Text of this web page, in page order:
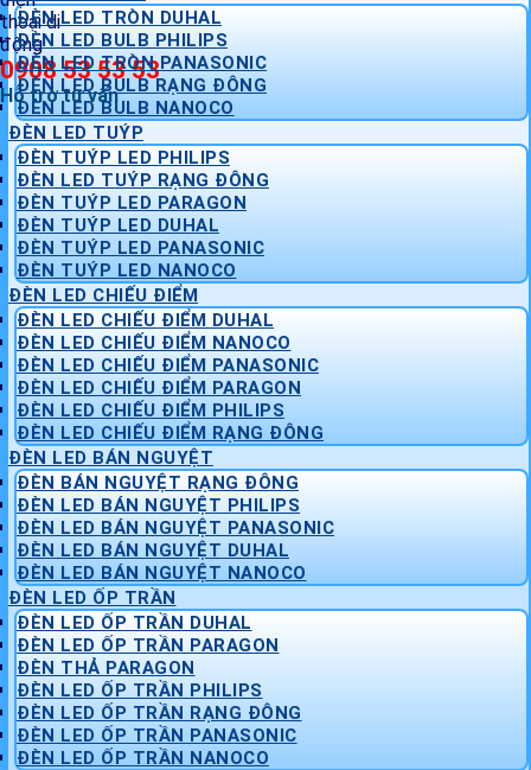
0908 53 53 53
Hỗ trợ tư vấn
ĐÈN LED TRÒN DUHAL
ĐÈN LED BULB PHILIPS
ĐÈN LED TRÒN PANASONIC
ĐÈN LED BULB RẠNG ĐÔNG
ĐÈN LED BULB NANOCO
ĐÈN LED TUÝP
ĐÈN TUÝP LED PHILIPS
ĐÈN LED TUÝP RẠNG ĐÔNG
ĐÈN TUÝP LED PARAGON
ĐÈN TUÝP LED DUHAL
ĐÈN TUÝP LED PANASONIC
ĐÈN TUÝP LED NANOCO
ĐÈN LED CHIẾU ĐIỂM
ĐÈN LED CHIẾU ĐIỂM DUHAL
ĐÈN LED CHIẾU ĐIỂM NANOCO
ĐÈN LED CHIẾU ĐIỂM PANASONIC
ĐÈN LED CHIẾU ĐIỂM PARAGON
ĐÈN LED CHIẾU ĐIỂM PHILIPS
ĐÈN LED CHIẾU ĐIỂM RẠNG ĐÔNG
ĐÈN LED BÁN NGUYỆT
ĐÈN BÁN NGUYỆT RẠNG ĐÔNG
ĐÈN LED BÁN NGUYỆT PHILIPS
ĐÈN LED BÁN NGUYỆT PANASONIC
ĐÈN LED BÁN NGUYỆT DUHAL
ĐÈN LED BÁN NGUYỆT NANOCO
ĐÈN LED ỐP TRẦN
ĐÈN LED ỐP TRẦN DUHAL
ĐÈN LED ỐP TRẦN PARAGON
ĐÈN THẢ PARAGON
ĐÈN LED ỐP TRẦN PHILIPS
ĐÈN LED ỐP TRẦN RẠNG ĐÔNG
ĐÈN LED ỐP TRẦN PANASONIC
ĐÈN LED ỐP TRẦN NANOCO